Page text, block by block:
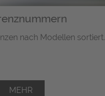
nach Modellen sortiert.
MEHR